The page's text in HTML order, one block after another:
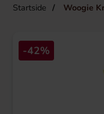
Startside Woogie
-42%